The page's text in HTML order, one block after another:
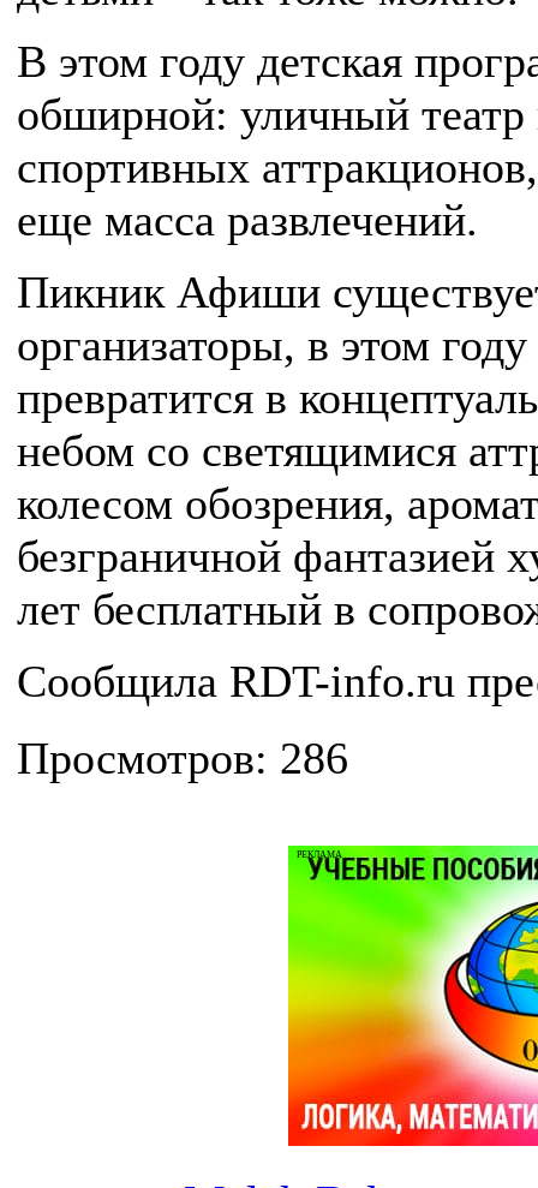
В этом году детская
обширной: уличный
спортивных
еще масса развлечений.
Пикник Афиши
организаторы, в этом
превратится в
небом со светящимися
колесом обозрения,
безграничной фантазией
лет бесплатный в
Сообщила RDT-info.ru
Просмотров: 286
РЕКЛАМА